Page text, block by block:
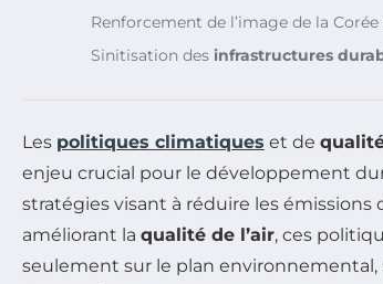
Renforcement de l’image de la
Sinitisation des infrastructures
Les politiques climatiques et de
enjeu crucial pour le développement
stratégies visant à réduire les émissions
améliorant la qualité de l’air, ces
seulement sur le plan